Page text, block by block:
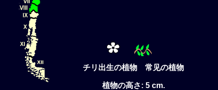
チリ出生の植物 常见の植物
植物の高さ: 5 cm.